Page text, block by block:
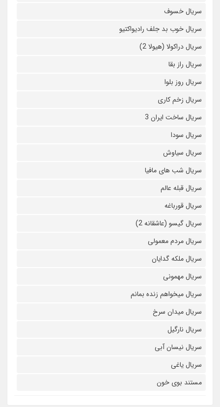
سریال خسوف
سریال خوب بد جلف رادیواکتیو
سریال دراکولا (هیولا 2)
سریال راز بقا
سریال روز بلوا
سریال زخم کاری
سریال ساخت ایران 3
سریال سودا
سریال سیاوش
سریال شب های مافیا
سریال قبله عالم
سریال قورباغه
سریال گیسو (عاشقانه 2)
سریال مردم معمولی
سریال ملکه گدایان
سریال مهمونی
سریال میخواهم زنده بمانم
سریال میدان سرخ
سریال نارگیل
سریال نیسان آبی
سریال یاغی
مستند بوی خون